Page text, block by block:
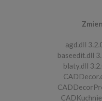
agd.dll
baseedit.dll
blaty.dll